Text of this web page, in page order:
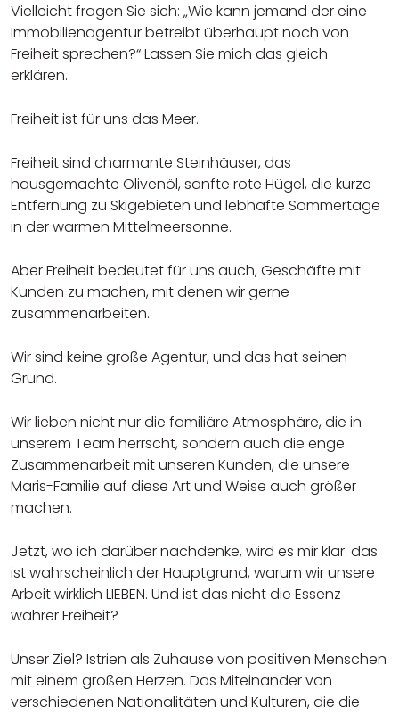
Vielleicht fragen Sie sich: „Wie kann jemand der eine
Immobilienagentur betreibt überhaupt noch von
Freiheit sprechen?“ Lassen Sie mich das gleich
erklären.
Freiheit ist für uns das Meer.
Freiheit sind charmante Steinhäuser, das
hausgemachte Olivenöl, sanfte rote Hügel, die kurze
Entfernung zu Skigebieten und lebhafte Sommertage
in der warmen Mittelmeersonne.
Aber Freiheit bedeutet für uns auch, Geschäfte mit
Kunden zu machen, mit denen wir gerne
zusammenarbeiten.
Wir sind keine große Agentur, und das hat seinen
Grund.
Wir lieben nicht nur die familiäre Atmosphäre, die in
unserem Team herrscht, sondern auch die enge
Zusammenarbeit mit unseren Kunden, die unsere
Maris-Familie auf diese Art und Weise auch größer
machen.
Jetzt, wo ich darüber nachdenke, wird es mir klar: das
ist wahrscheinlich der Hauptgrund, warum wir unsere
Arbeit wirklich LIEBEN. Und ist das nicht die Essenz
wahrer Freiheit?
Unser Ziel? Istrien als Zuhause von positiven Menschen
mit einem großen Herzen. Das Miteinander von
verschiedenen Nationalitäten und Kulturen, die die